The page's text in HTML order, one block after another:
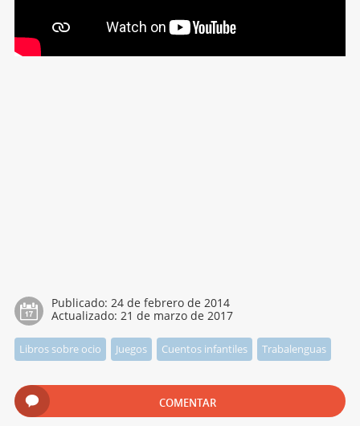
Publicado: 24 de febrero de 2014
Actualizado: 21 de marzo de 2017
Libros sobre ocio Juegos Cuentos infantiles Trabalenguas
COMENTAR